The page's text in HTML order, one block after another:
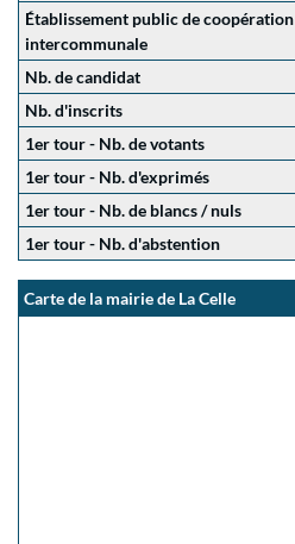
Établissement public de coopération
intercommunale
Nb. de candidat
Nb. d'inscrits
1er tour - Nb. de votants
1er tour - Nb. d'exprimés
1er tour - Nb. de blancs / nuls
1er tour - Nb. d'abstention
Carte de la mairie de La Celle